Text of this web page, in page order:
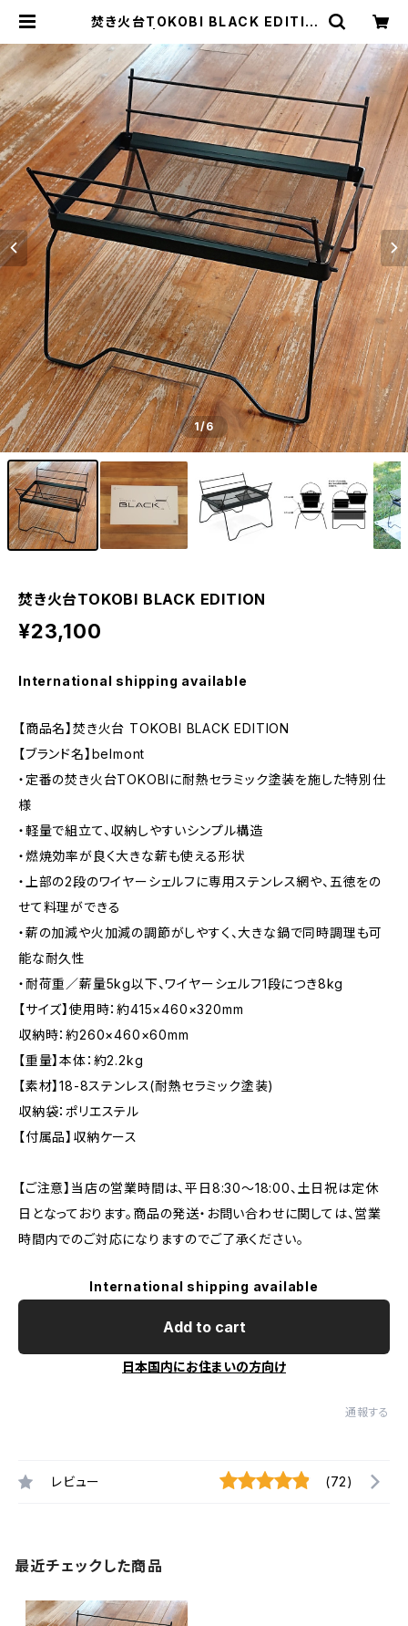
焚き火台TOKOBI BLACK EDITIO
1/6
焚き火台TOKOBI BLACK EDITION
¥23,100
International shipping available
【商品名】焚き火台 TOKOBI BLACK EDITION
【ブランド名】belmont
・定番の焚き火台TOKOBIに耐熱セラミック塗装を施した特別仕
様
・軽量で組立て、収納しやすいシンプル構造
・燃焼効率が良く大きな薪も使える形状
・上部の2段のワイヤーシェルフに専用ステンレス網や、五徳をの
せて料理ができる
・薪の加減や火加減の調節がしやすく、大きな鍋で同時調理も可
能な耐久性
・耐荷重／薪量5kg以下、ワイヤーシェルフ1段につき8kg
【サイズ】使用時：約415×460×320mm
収納時：約260×460×60mm
【重量】本体：約2.2kg
【素材】18-8ステンレス(耐熱セラミック塗装)
収納袋：ポリエステル
【付属品】収納ケース
【ご注意】当店の営業時間は、平日8:30～18:00、土日祝は定休
日となっております。商品の発送・お問い合わせに関しては、営業
時間内でのご対応になりますのでご了承ください。
International shipping available
Add to cart
日本国内にお住まいの方向け
通報する
レビュー (72)
最近チェックした商品